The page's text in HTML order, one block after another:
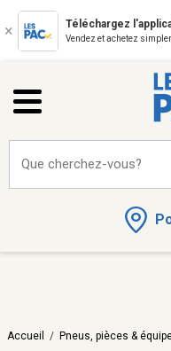
Téléchargez
Vendez et achetez
Que cherchez-vous?
Accueil / Pneus, pièces &